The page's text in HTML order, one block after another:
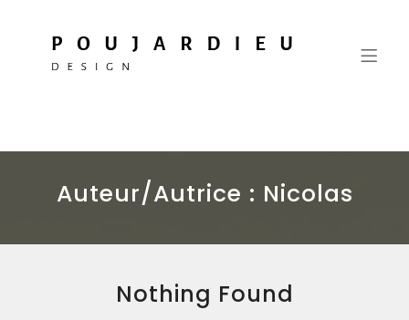
Auteur/autrice : Nicolas
Nothing Found